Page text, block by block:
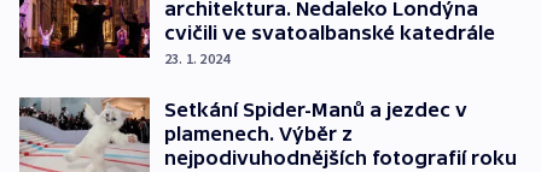
architektura. Nedaleko Londýna
cvičili ve svatoalbanské katedrále
23. 1. 2024
Setkání Spider-Manů a jezdec v
plamenech. Výběr z
nejpodivuhodnějších fotografií roku